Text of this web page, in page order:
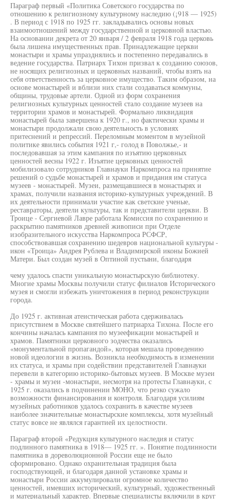
Параграф первый «Политика Советского государства по
отношению к религиозному культурному наследию (¡918 — 1925)
. В период с 1918 по 1925 гг. закладывались основы новых
взаимоотношений между государственной и церковной властью.
На основании декрета от 20 января / 2 февраля 1918 года церковь
была лишена имущественных прав. Принадлежащие церкви
монастыри и храмы упразднялись и постепенно передавались в
ведение государства. Патриарх Тихон призвал к созданию союзов,
не носящих религиозных и церковных названий, чтобы взять на
себя ответственность за церковное имущество. Таким образом, на
основе монастырей и вблизи них стали создаваться коммуны,
общины, трудовые артели. Одной из форм сохранения
религиозных культурных ценностей стало создание музеев на
территории храмов и монастырей. Формально ликвидация
монастырей была завершена к 1920 г., но фактически храмы и
монастыри продолжали свою деятельность в условиях
притеснений и репрессий. Переломным моментом в музейной
политике явились события 1921 г,- голод в Поволжье,- и
последовавшая за этим кампания по изъятию церковных
ценностей весны 1922 г. Изъятие церковных ценностей
мобилизовало сотрудников Главнауки Наркомпроса на принятие
решений о судьбе монастырей и храмов и придания им статуса
музеев - монастырей. Музеи, размещавшиеся в монастырях и
храмах, получили названия историко-культурных учреждений. В
их деятельности принимали участие как светские ученые,
реставраторы, деятели культуры, так и представители церкви. В
Троице - Сергиевой Лавре работала Комиссия по сохранению и
раскрытию памятников древней живописи при Отделе
изобразительного искусства Наркомпроса РСФСР,
способствовавшая сохранению шедевров национальной культуры -
икон «Троица» Андрея Рублева и Владимирской иконы Божией
Матери. Был создан музей в Оптиной пустыни, благодаря
чему удалось спасти уникальную монастырскую библиотеку.
Многие храмы Москвы получили статус филиалов Исторического
музея и смогли избежать уничтожения в период реконструкции
города.
До 1925 г. активная атеистическая работа сдерживалась
присутствием в Москве святейшего патриарха Тихона. После его
кончины началась кампания по музеефикации монастырей и
храмов. Памятники церковного зодчества оказались
«монументальной пропагандой», которая мешала проведению
новой идеологии в жизнь. Возникла необходимость в изменении
их статуса, и храмы при содействии представителей Главнауки
перевели в категорию историко-бытовых музеев. В Москве музеи
- храмы и музеи -монастыри, несмотря на протесты Главнауки, с
1925 г. оказались в подчинении MOHO, что резко сужало
возможности финансирования и контроля. Благодаря усилиям
музейных работников удалось сохранить в качестве музеев
наиболее значительные монастырские комплексы, хотя музейный
статус вовсе не являлся гарантией их целостности.
Параграф второй «Редукция культурного наследия и статус
подлинного памятника в 1918— 1925 гг. ». Понятие подлинности
памятника в дореволюционной России еще не было
сформировано. Однако охранительная традиция была
господствующей, и благодаря данной установке храмы и
монастыри России аккумулировали огромное количество
ценностей, имевших исторический, культурный, художественный
и материальный характер. Впервые специалисты включили в круг